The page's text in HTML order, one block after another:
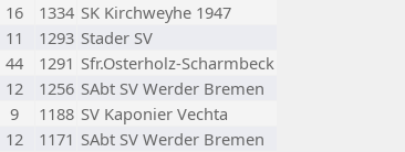
16 1334 SK Kirchweyhe 1947
11 1293 Stader SV
44 1291 Sfr.Osterholz-Scharmbeck
12 1256 SAbt SV Werder Bremen
9 1188 SV Kaponier Vechta
12 1171 SAbt SV Werder Bremen